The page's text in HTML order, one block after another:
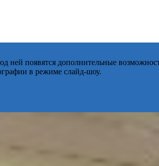
ней появятся дополнительные
в режиме слайд-шоу.